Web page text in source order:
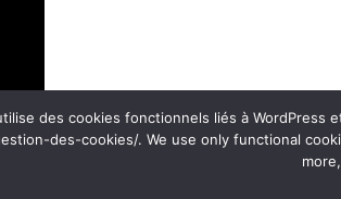
des cookies fonctionnels liés à
des-cookies/. We use only functional